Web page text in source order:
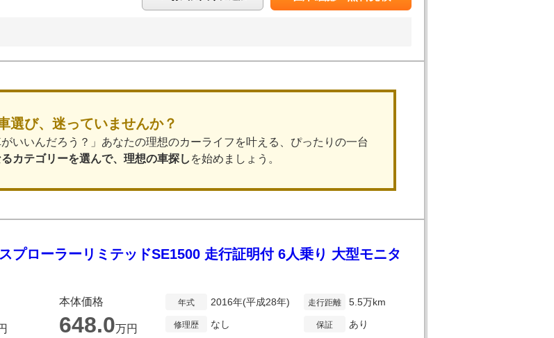
選び、迷っていませんか？
いいんだろう？」あなたの理想のカーライフを叶える、ぴったりの一台
カテゴリーを選んで、理想の車探し を始めましょう。
プローラーリミテッドSE1500 走行証明付 6人乗り 大型モニタ
本体価格
648.0万円
年式 2016年(平成28年)
修理歴 なし
走行距離 5.5万km
保証 あり